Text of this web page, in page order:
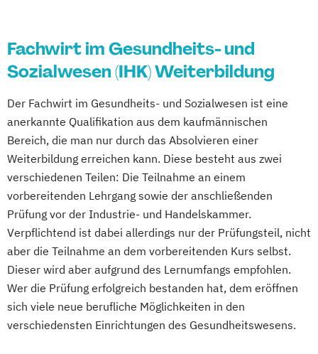
Fachwirt im Gesundheits- und
Sozialwesen (IHK) Weiterbildung
Der Fachwirt im Gesundheits- und Sozialwesen ist eine
anerkannte Qualifikation aus dem kaufmännischen
Bereich, die man nur durch das Absolvieren einer
Weiterbildung erreichen kann. Diese besteht aus zwei
verschiedenen Teilen: Die Teilnahme an einem
vorbereitenden Lehrgang sowie der anschließenden
Prüfung vor der Industrie- und Handelskammer.
Verpflichtend ist dabei allerdings nur der Prüfungsteil, nicht
aber die Teilnahme an dem vorbereitenden Kurs selbst.
Dieser wird aber aufgrund des Lernumfangs empfohlen.
Wer die Prüfung erfolgreich bestanden hat, dem eröffnen
sich viele neue berufliche Möglichkeiten in den
verschiedensten Einrichtungen des Gesundheitswesens.